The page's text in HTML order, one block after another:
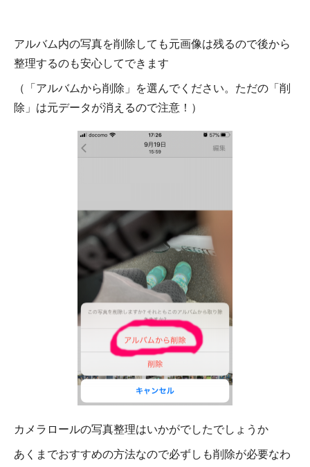
アルバム内の写真を削除しても元画像は残るので後から
整理するのも安心してできます
（「アルバムから削除」を選んでください。ただの「削
除」は元データが消えるので注意！）
カメラロールの写真整理はいかがでしたでしょうか
あくまでおすすめの方法なので必ずしも削除が必要なわ